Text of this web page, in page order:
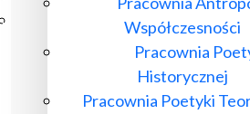
Poczta ibl.waw.pl
Kontakt
Współczesności
Pracownia
Historycznej
Pracownia Poetyki